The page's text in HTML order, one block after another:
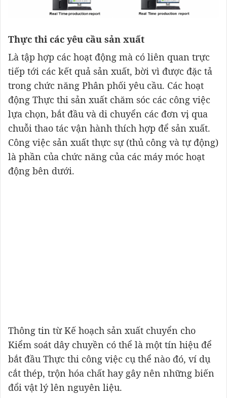
Thực thi các yêu cầu sản xuất
Là tập hợp các hoạt động mà có liên quan trực
tiếp tới các kết quả sản xuất, bời vì được đặc tả
trong chức năng Phân phối yêu cầu. Các hoạt
động Thực thi sản xuất chăm sóc các công việc
lựa chọn, bắt đầu và di chuyển các đơn vị qua
chuỗi thao tác vận hành thích hợp để sản xuất.
Công việc sản xuất thực sự (thủ công và tự động)
là phần của chức năng của các máy móc hoạt
động bên dưới.
Thông tin từ Kế hoạch sản xuất chuyển cho
Kiểm soát dây chuyền có thể là một tín hiệu để
bắt đầu Thực thi công việc cụ thể nào đó, ví dụ
cắt thép, trộn hóa chất hay gây nên những biến
đổi vật lý lên nguyên liệu.